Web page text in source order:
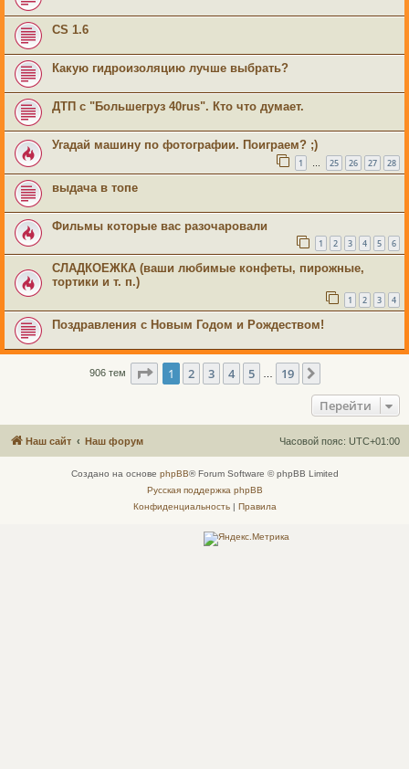
CS 1.6
Какую гидроизоляцию лучше выбрать?
ДТП с "Большегруз 40rus". Кто что думает.
Угадай машину по фотографии. Поиграем? ;)
1 … 25 26 27 28
выдача в топе
Фильмы которые вас разочаровали
1 2 3 4 5 6
СЛАДКОЕЖКА (ваши любимые конфеты, пирожные,
тортики и т. п.)
1 2 3 4
Поздравления с Новым Годом и Рождеством!
906 тем Страница из 19
1 2 3 4 5 19
Перейти
Наш сайт Наш форум Часовой пояс: UTC+01:00
Создано на основе phpBB® Forum Software © phpBB Limited
Русская поддержка phpBB
Конфиденциальность| Правила